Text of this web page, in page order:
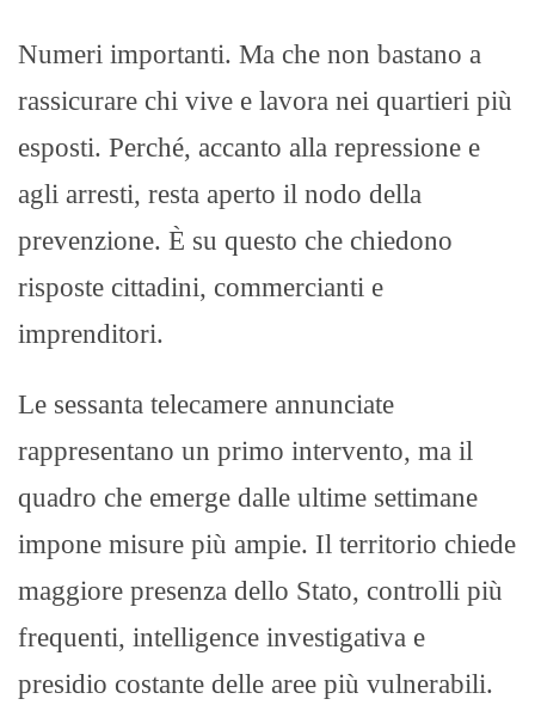
Numeri importanti. Ma che non bastano a
rassicurare chi vive e lavora nei quartieri più
esposti. Perché, accanto alla repressione e
agli arresti, resta aperto il nodo della
prevenzione. È su questo che chiedono
risposte cittadini, commercianti e
imprenditori.
Le sessanta telecamere annunciate
rappresentano un primo intervento, ma il
quadro che emerge dalle ultime settimane
impone misure più ampie. Il territorio chiede
maggiore presenza dello Stato, controlli più
frequenti, intelligence investigativa e
presidio costante delle aree più vulnerabili.